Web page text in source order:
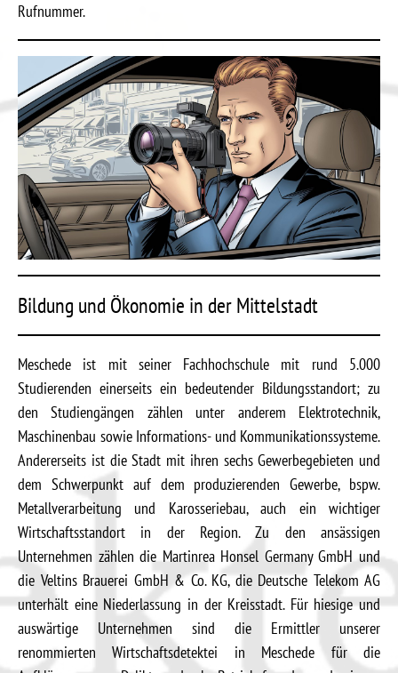
Rufnummer.
Bildung und Ökonomie in der Mittelstadt
Meschede ist mit seiner Fachhochschule mit rund 5.000
Studierenden einerseits ein bedeutender Bildungsstandort; zu
den Studiengängen zählen unter anderem Elektrotechnik,
Maschinenbau sowie Informations- und Kommunikationssysteme.
Andererseits ist die Stadt mit ihren sechs Gewerbegebieten und
dem Schwerpunkt auf dem produzierenden Gewerbe, bspw.
Metallverarbeitung und Karosseriebau, auch ein wichtiger
Wirtschaftsstandort in der Region. Zu den ansässigen
Unternehmen zählen die Martinrea Honsel Germany GmbH und
die Veltins Brauerei GmbH & Co. KG, die Deutsche Telekom AG
unterhält eine Niederlassung in der Kreisstadt. Für hiesige und
auswärtige Unternehmen sind die Ermittler unserer
renommierten Wirtschaftsdetektei in Meschede für die